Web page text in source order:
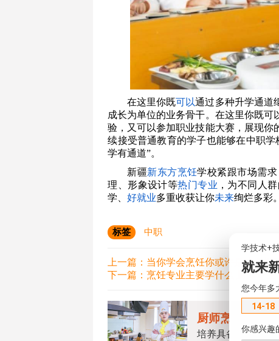
在这里你既可以通过多种升学通道
成长为单位的业务骨干。在这里你既
验，又可以参加职业技能大赛，展现你
续接受普通教育的学子也能够在中职
学有通道”。
新疆新东方烹饪学校紧跟市场需
理、形象设计等热门专业 ，为不同人
学、好就业多重收获让你未来绚烂多彩。
标签 中职
上一篇： 当你学会烹饪你或许是这个样
下一篇：烹饪专业主要学什么 厨师专业
厨师烹饪专业
培养具备烹饪技能
学技术+
就来
您今年多
14-18
你感兴趣